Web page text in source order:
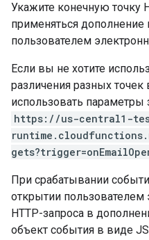
Укажите конечную точку
применяться дополнение
пользователем
Если вы не хотите
различения разных
использовать параметры
https://us-central1-
При срабатывании
открытии пользователем
HTTP-запроса в
объект события в виде